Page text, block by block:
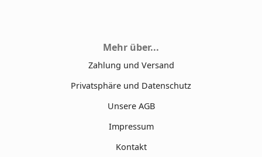
Mehr über...
Zahlung und Versand
Privatsphäre und Datenschutz
Unsere AGB
Impressum
Kontakt